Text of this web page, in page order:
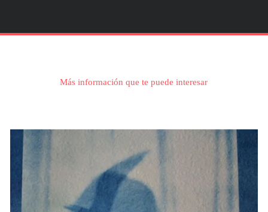
Más información que te puede interesar